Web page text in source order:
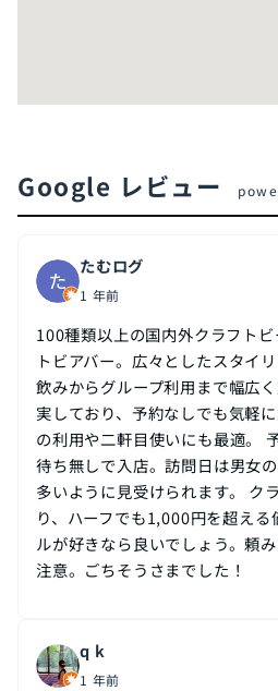
Google レビュー
たむログ
1 年前
100種類以上の国内外クラフト
トビアバー。広々としたスタイ
飲みからグループ利用まで幅広
実しており、予約なしでも気軽
の利用や二軒目使いにも最適。
待ち無しで入店。訪問日は男女
多いように見受けられます。 ク
り、ハーフでも1,000円を超え
ルが好きなら良いでしょう。頼
注意。ごちそうさまでした！
q k
1 年前